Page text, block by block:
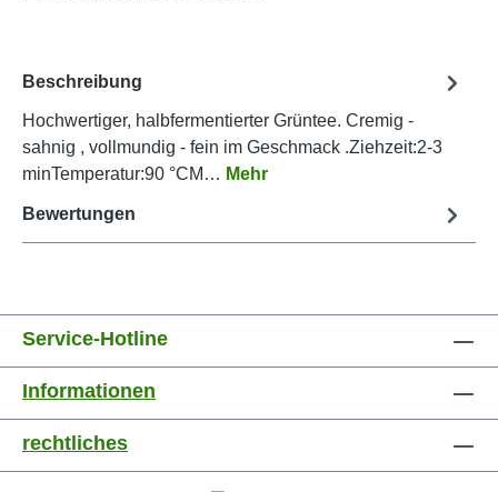
Beschreibung
Hochwertiger, halbfermentierter Grüntee. Cremig -
sahnig , vollmundig - fein im Geschmack .Ziehzeit:2-3
minTemperatur:90 °CM… Mehr
Bewertungen
Service-Hotline
Informationen
rechtliches